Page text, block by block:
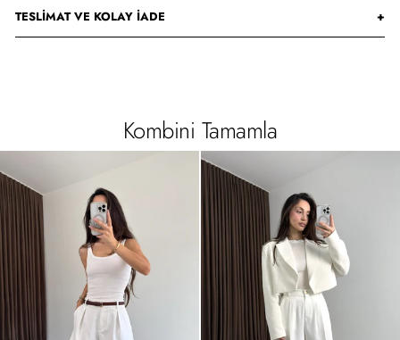
TESLIMAT VE KOLAY İADE +
Kombini Tamamla